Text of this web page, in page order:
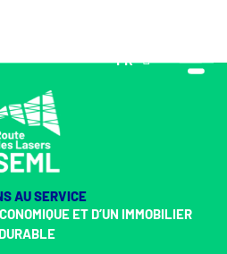
FR
EN
AU SERVICE
ET D’UN IMMOBILIER
DURABLE